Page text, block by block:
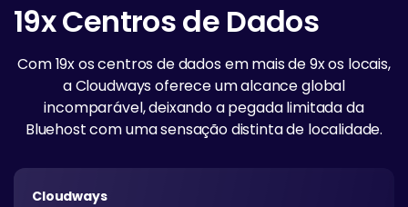
19x Centros de Dados
Com 19x os centros de dados em mais de 9x os locais,
a Cloudways oferece um alcance global
incomparável, deixando a pegada limitada da
Bluehost com uma sensação distinta de localidade.
Cloudways